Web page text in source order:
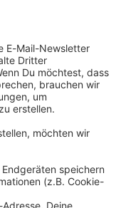
Herz, bitte
von einem
vielleicht nicht zu
mehr Liebe und